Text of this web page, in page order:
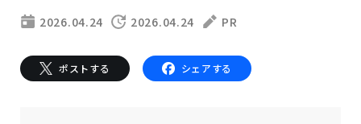
LOVOTを選ぶ
最新モデル
LOVOT 3.0
もっと知る
2026.04.24 2026.04.24 PR
ポストする シェアする